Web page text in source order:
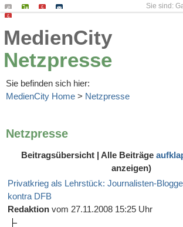
MedienCity
Netzpresse
Sie befinden sich hier:
MedienCity Home > Netzpresse
Netzpresse
Beitragsübersicht | Alle Beiträge
anzeigen)
Privatkrieg als Lehrstück: Journalisten-
kontra DFB
Redaktion vom 27.11.2008 15:25 Uhr
Suchen
Datenschutz
Sie sind: